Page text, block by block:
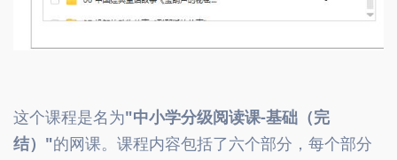
这个课程是名为"中小学分级阅读课-基础（完
结）"的网课。课程内容包括了六个部分，每个部分